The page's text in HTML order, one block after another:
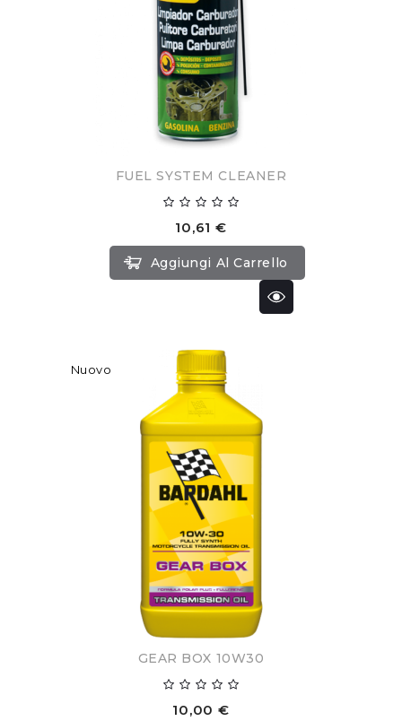
FUEL SYSTEM CLEANER
10,61 €
Aggiungi Al Carrello
Nuovo
GEAR BOX 10W30
10,00 €